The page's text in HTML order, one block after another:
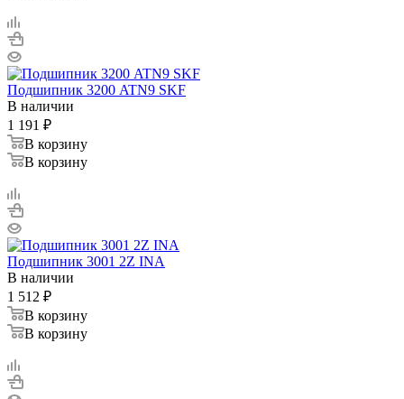
Подшипник 3200 ATN9 SKF
В наличии
1 191 ₽
В корзину
В корзину
Подшипник 3001 2Z INA
В наличии
1 512 ₽
В корзину
В корзину